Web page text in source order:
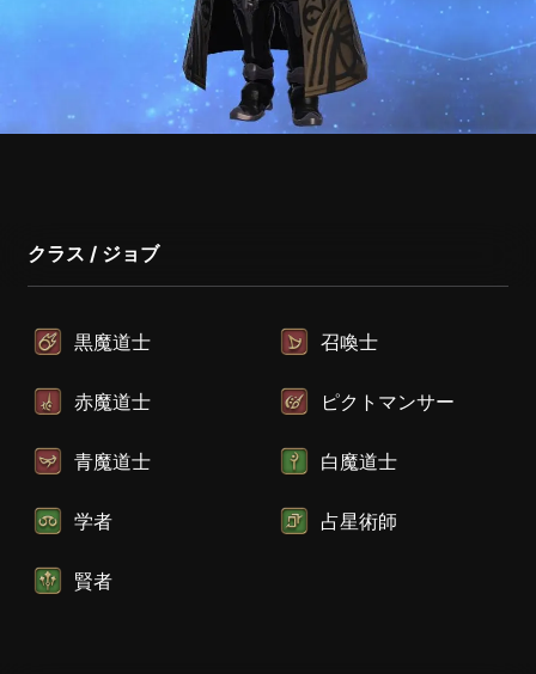
クラス / ジョブ
黒魔道士 召喚士
赤魔道士 ピクトマンサー
青魔道士 白魔道士
学者 占星術師
賢者